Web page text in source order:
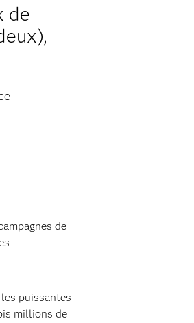
de
de
puissantes
millions de